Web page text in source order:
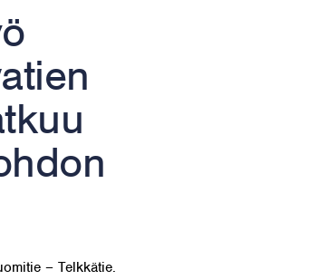
– Telkkätie.